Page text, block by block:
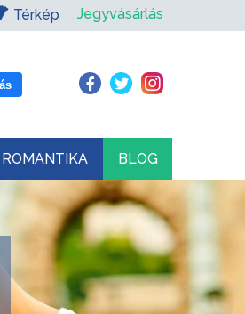
Térkép Jegyvásárlás
ROMANTIKA BLOG